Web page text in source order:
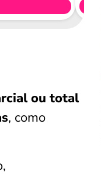
ou total
, como